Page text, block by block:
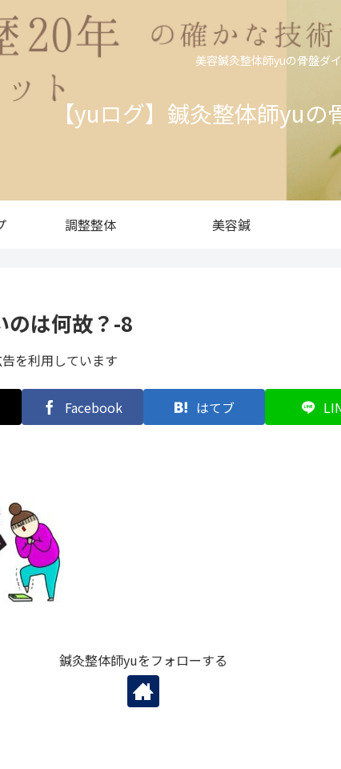
美容鍼灸整体師yuの骨盤ダ
【yuログ】鍼灸整体師yuの
調整整体 美容鍼
のは何故？-8
を利用しています
Facebook はてブ
鍼灸整体師yuをフォローする